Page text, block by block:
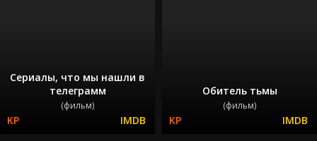
Сериалы, что мы нашли в
телеграмм
(фильм)
Обитель тьмы
(фильм)